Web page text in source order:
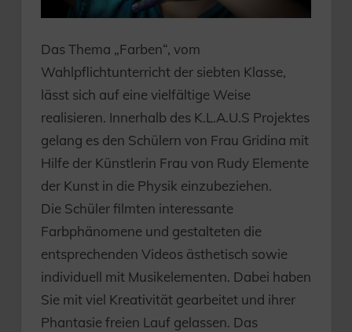
Das Thema „Farben“, vom
Wahlpflichtunterricht der siebten Klasse,
lässt sich auf eine vielfältige Weise
realisieren. Innerhalb des K.L.A.U.S Projektes
gelang es den Schülern von Frau Gridina mit
Hilfe der Künstlerin Frau von Rudy Elemente
der Kunst in die Physik einzubeziehen.
Die Schüler filmten interessante
Farbphänomene und gestalteten die
entsprechenden Videos ästhetisch sowie
individuell mit Musikelementen. Dabei haben
Sie mit viel Kreativität gearbeitet und ihrer
Phantasie freien Lauf gelassen. Das